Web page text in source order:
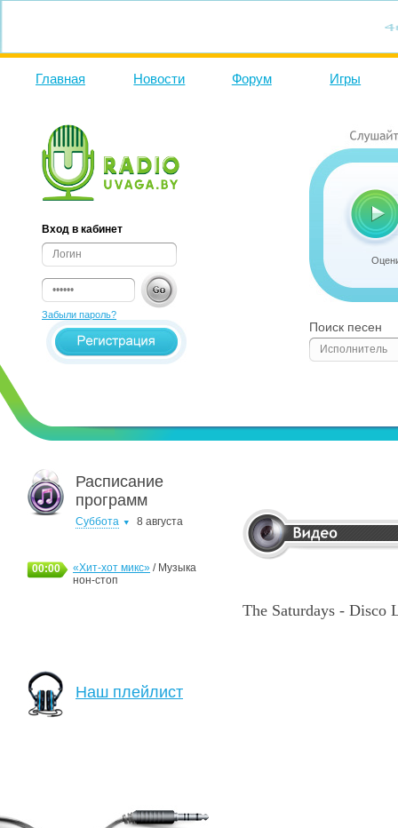
Главная Новости Форум Игры
Вход в кабинет
Забыли пароль?
Расписание
программ
Суббота 8 августа
00:00 «Хит-хот микс» / Музыка
нон-стоп
Наш плейлист
Поиск песен
The Saturdays - Disco